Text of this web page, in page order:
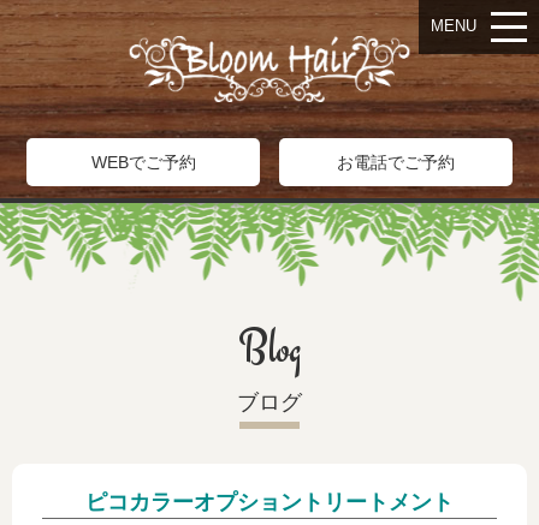
WEBでご予約 お電話でご予約
MENU
Blog
ブログ
ピコカラーオプショントリートメント